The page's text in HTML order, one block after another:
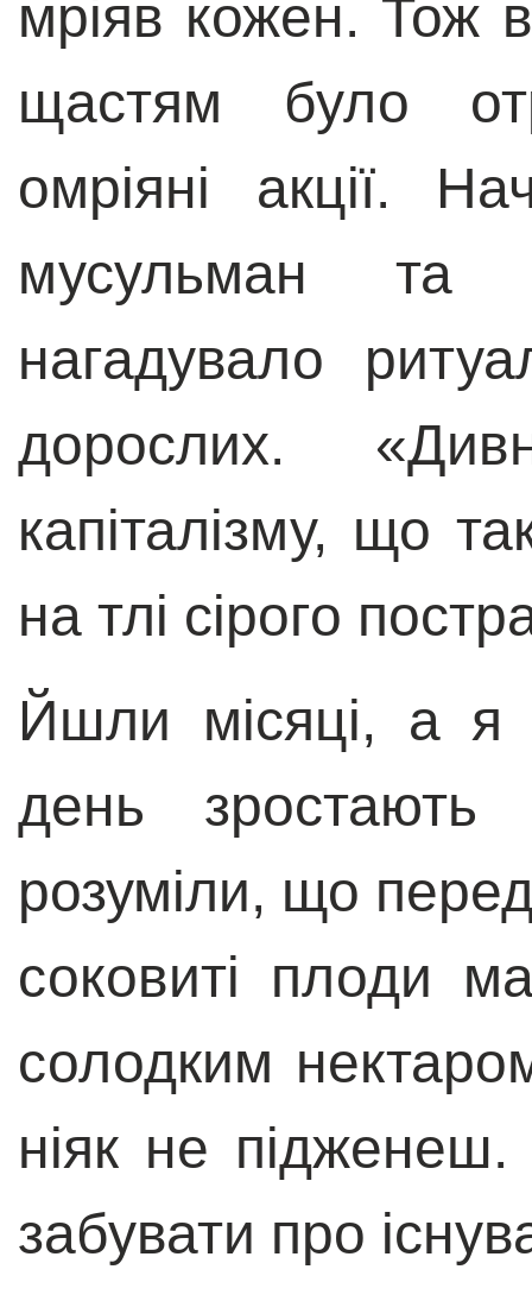
мріяв кожен. Тож
щастям було
омріяні акції.
мусульман та
нагадувало
дорослих. «
капіталізму, що
на тлі сірого
Йшли місяці, а я
день
розуміли, що
соковиті плоди
солодким
ніяк не
забувати про